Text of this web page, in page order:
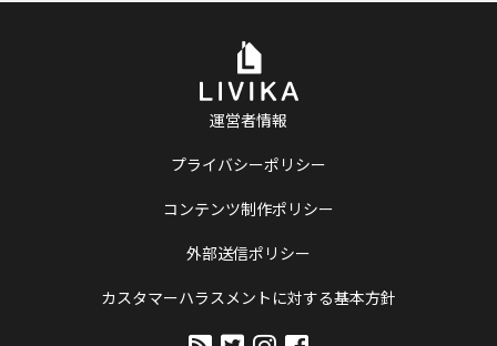
運営者情報
プライバシーポリシー
コンテンツ制作ポリシー
外部送信ポリシー
カスタマーハラスメントに対する基本方針